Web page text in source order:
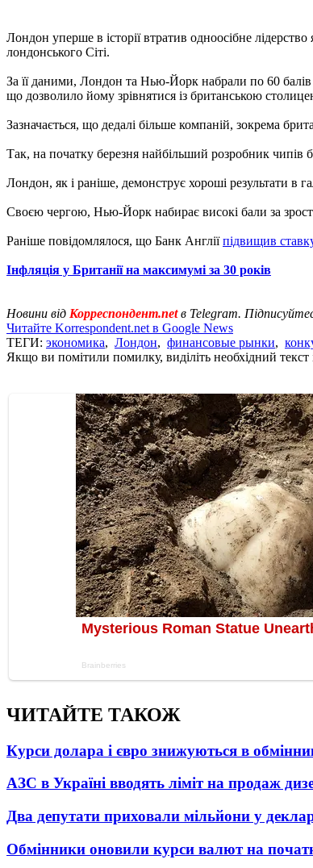
Лондон уперше в історії втратив одноосібне
лондонського Сіті.
За її даними, Лондон та Нью-Йорк набрали по 60
що дозволило йому зрівнятися із британською
Зазначається, що дедалі більше компаній, зокрема
Так, на початку березня найбільший розробник
Лондон, як і раніше, демонструє хороші результати в
Своєю чергою, Нью-Йорк набирає високі бали за
Раніше повідомлялося, що Банк Англіїпідвищив
Інфляція у Британії на максимумі за 30 років
Новини від Корреспондент.netв Telegram.
Читайте Korrespondent.net в Google News
ТЕГИ: экономика, Лондон, финансовые рынки,
Якщо ви помітили помилку, виділіть необхідний
ЧИТАЙТЕ ТАКОЖ
Курси долара і євро знижуються в
АЗС в Україні вводять ліміт на продаж
Два депутати приховали мільйони у
Обмінники оновили курси валют на